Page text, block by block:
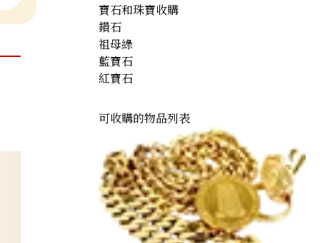
寶石和珠寶收購
鑽石
祖母綠
藍寶石
紅寶石
可收購的物品列表